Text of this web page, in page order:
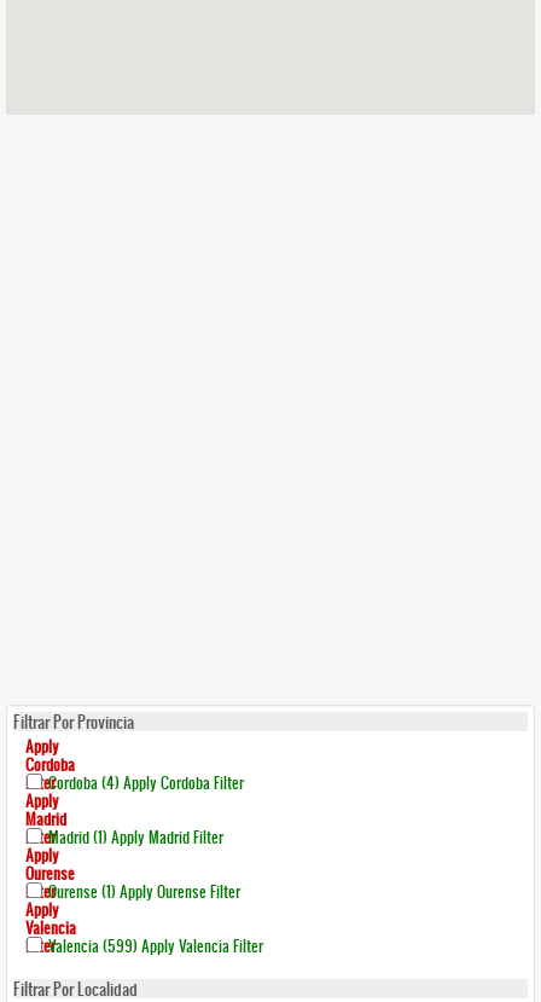
Filtrar Por Provincia
Apply
Cordoba
FilterCordoba (4) Apply Cordoba Filter
Apply
Madrid
FilterMadrid (1) Apply Madrid Filter
Apply
Ourense
FilterOurense (1) Apply Ourense Filter
Apply
Valencia
FilterValencia (599) Apply Valencia Filter
Filtrar Por Localidad